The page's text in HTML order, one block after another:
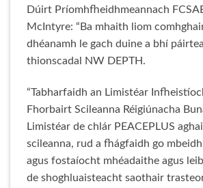
Dúirt Príomhfheidhmeannach
McIntyre: “Ba mhaith liom
dhéanamh le gach duine a bhí
thionscadal NW DEPTH.
“Tabharfaidh an Limistéar
Fhorbairt Scileanna Réigiúnacha
Limistéar de chlár PEACEPLUS
scileanna, rud a fhágfaidh go
agus fostaíocht mhéadaithe agus
de shoghluaisteacht saothair